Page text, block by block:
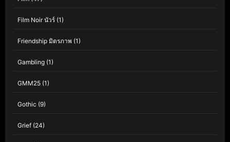
Film Noir นัวร์ (1)
Friendship มิตรภาพ (1)
Gambling (1)
GMM25 (1)
Gothic (9)
Grief (24)